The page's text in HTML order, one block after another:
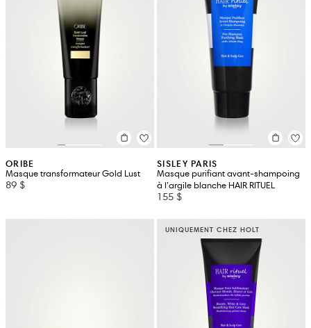
ORIBE
Masque transformateur Gold Lust
89 $
SISLEY PARIS
Masque purifiant avant-shampoing
à l’argile blanche HAIR RITUEL
155 $
UNIQUEMENT CHEZ HOLT